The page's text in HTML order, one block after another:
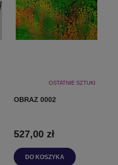
OSTATNIE SZTUKI
OBRAZ 0002
527,00 zł
DO KOSZYKA